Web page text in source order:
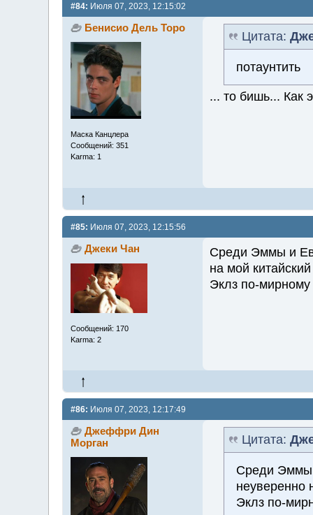
#84: Июля 07, 2023, 12:15:02
Бенисио Дель Торо
Маска Канцлера
Сообщений: 351
Karma: 1
Цитата:
потаунтить
... то бишь... Как
#85: Июля 07, 2023, 12:15:56
Джеки Чан
Сообщений: 170
Karma: 2
Среди Эммы и
на мой
Эклз по-мирному
#86: Июля 07, 2023, 12:17:49
Джеффри Дин
Морган
Цитата:
Среди Эммы
неуверенно
Эклз по-